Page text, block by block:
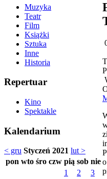
Muzyka
Teatr
Film
Książki
Sztuka
Inne
Historia
Repertuar
Kino
Spektakle
Kalendarium
< gru Styczeń 2021 lut >
pon wto śro czw pią sob nie
1
2
3